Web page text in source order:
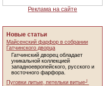
Реклама на сайте
Новые статьи
Майсенский фарфор в собрании
Гатчинского дворца
Гатчинский дворец обладает
уникальной коллекцией
западноевропейского, русского и
восточного фарфора.
Пуговки литые, петельки витые┘